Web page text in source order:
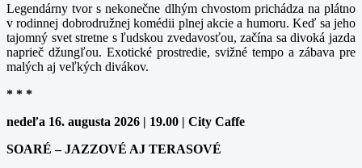
Legendárny tvor s nekonečne dlhým chvostom prichádza na plátno
v rodinnej dobrodružnej komédii plnej akcie a humoru. Keď sa jeho
tajomný svet stretne s ľudskou zvedavosťou, začína sa divoká jazda
naprieč džungľou. Exotické prostredie, svižné tempo a zábava pre
malých aj veľkých divákov.
* * *
nedeľa 16. augusta 2026 | 19.00 | City Caffe
SOARÉ – JAZZOVÉ AJ TERASOVÉ